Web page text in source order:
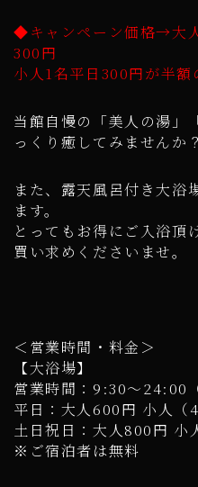
◆キャンペーン価格→大
300円
小人1名平日300円が半額
当館自慢の「美人の湯」
っくり癒してみませんか？
また、露天風呂付き大浴
ます。
とってもお得にご入浴頂
買い求めくださいませ。
＜営業時間・料金＞
【大浴場】
営業時間：9:30～24:00
平日：大人600円 小人（
土日祝日：大人800円 小
※ご宿泊者は無料